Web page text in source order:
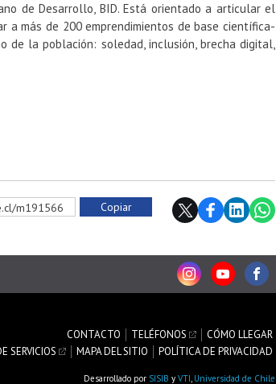
de Desarrollo, BID. Está orientado a articular el
a más de 200 emprendimientos de base científica-
la población: soledad, inclusión, brecha digital,
m191566 Copiar
CONTACTO TELÉFONOS
CÓMO LLEGAR
SERVICIOS MAPA DEL SITIO POLÍTICA DE PRIVACIDAD
Desarrollado por SISIB y VTI, Universidad de Chile